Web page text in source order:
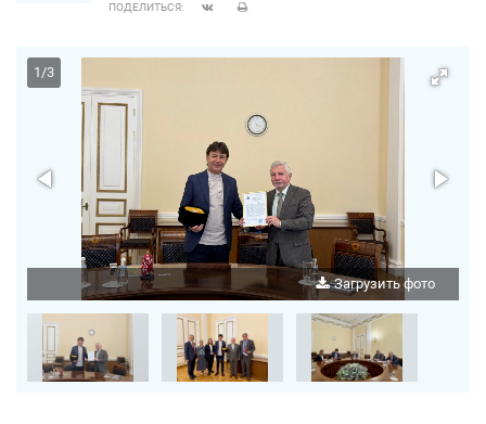
ПОДЕЛИТЬСЯ:
Загрузить фото
1/3